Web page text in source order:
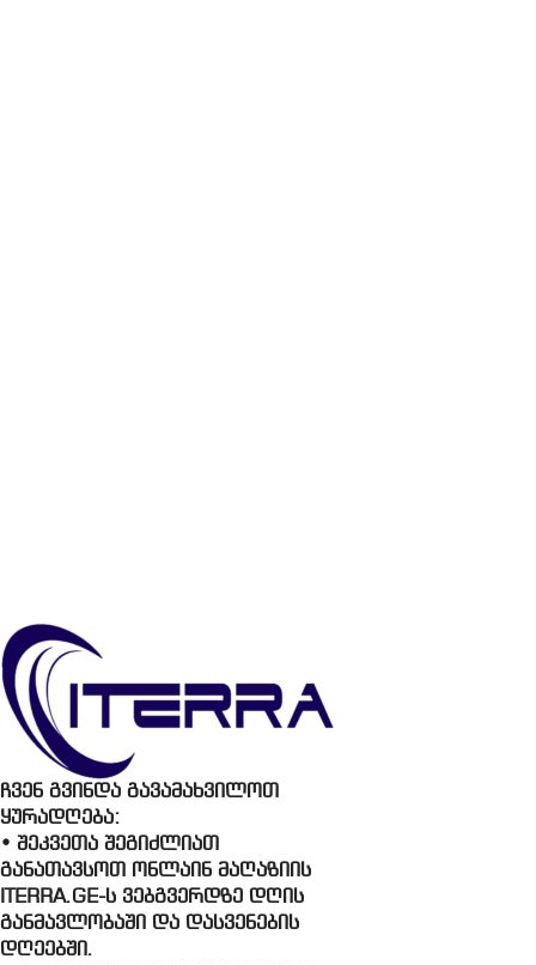
ჩვენ გვინდა გავამახვილოთ
ყურადღება:
• შეკვეთა შეგიძლიათ
განათავსოთ ონლაინ მაღაზიის
ITERRA.GE-ს ვებგვერდზე დღის
განმავლობაში და დასვენების
დღეებში.